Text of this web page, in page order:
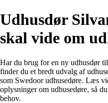
Udhusdør
skal vide om
Har du brug for en ny udhusdør
finder du et bredt udvalg af
som Swedoor udhusedøre. Læs
oplysninger om udhusedøre, så
behov.